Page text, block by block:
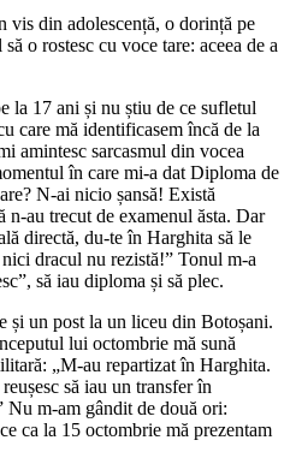
vis din adolescență, o dorință pe
o rostesc cu voce tare: aceea de a
la 17 ani și nu știu de ce sufletul
care mă identificasem încă de la
amintesc sarcasmul din vocea
în care mi-a dat Diploma de
N-ai nicio șansă! Există
n-au trecut de examenul ăsta. Dar
directă, du-te în Harghita să le
dracul nu rezistă!” Tonul m-a
să iau diploma și să plec.
și un post la un liceu din Botoșani.
lui octombrie mă sună
„M-au repartizat în Harghita.
să iau un transfer în
Nu m-am gândit de două ori:
ca la 15 octombrie mă prezentam